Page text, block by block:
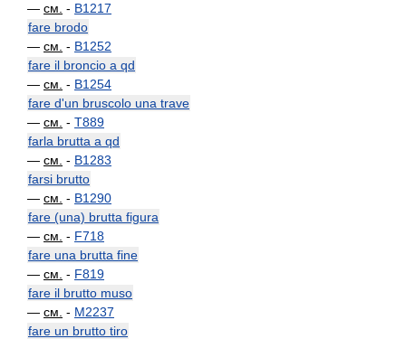
— см. - B1217
fare brodo
— см. - B1252
fare il broncio a qd
— см. - B1254
fare d'un bruscolo una trave
— см. - T889
farla brutta a qd
— см. - B1283
farsi brutto
— см. - B1290
fare (una) brutta figura
— см. - F718
fare una brutta fine
— см. - F819
fare il brutto muso
— см. - M2237
fare un brutto tiro